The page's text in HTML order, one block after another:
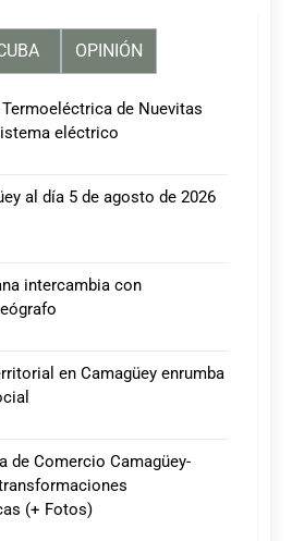
OPINIÓN
de Nuevitas
eléctrico
al día 5 de agosto de 2026
intercambia con
en Camagüey enrumba
de Comercio Camagüey-
(+ Fotos)